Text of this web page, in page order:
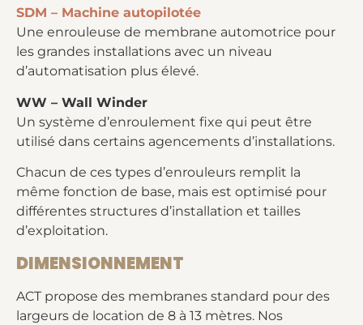
SDM – Machine autopilotée
Une enrouleuse de membrane automotrice pour
les grandes installations avec un niveau
d’automatisation plus élevé.
WW – Wall Winder
Un système d’enroulement fixe qui peut être
utilisé dans certains agencements d’installations.
Chacun de ces types d’enrouleurs remplit la
même fonction de base, mais est optimisé pour
différentes structures d’installation et tailles
d’exploitation.
DIMENSIONNEMENT
ACT propose des membranes standard pour des
largeurs de location de 8 à 13 mètres. Nos